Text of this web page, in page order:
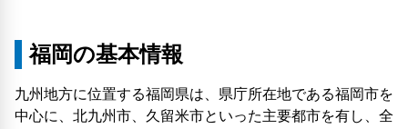
福岡の基本情報
九州地方に位置する福岡県は、県庁所在地である福岡市を
中心に、北九州市、久留米市といった主要都市を有し、全